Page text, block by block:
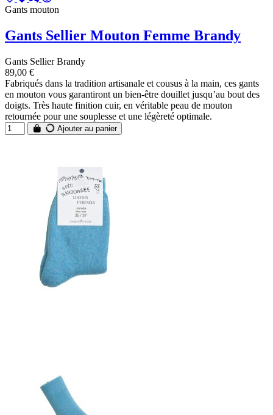
Gants mouton
Gants Sellier Mouton Femme Brandy
Gants Sellier Brandy
89,00 €
Fabriqués dans la tradition artisanale et cousus à la main, ces gants
en mouton vous garantiront un bien-être douillet jusqu’au bout des
doigts. Très haute finition cuir, en véritable peau de mouton
retournée pour une souplesse et une légèreté optimale.
Ajouter au panier